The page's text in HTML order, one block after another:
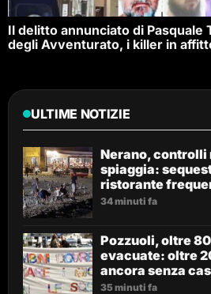
Il delitto annunciato di Pasquale
degli Avventurato, i killer in
ULTIME NOTIZIE
Nerano, controlli
spiaggia:
ristorante
34 minuti fa
Pozzuoli, oltre
evacuate: oltre
ancora senza
35 minuti fa